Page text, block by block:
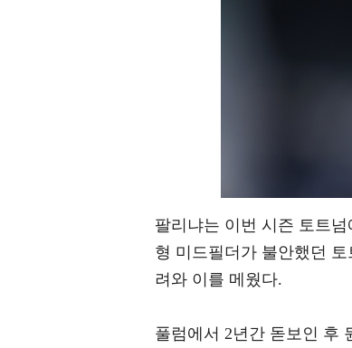
팔리냐는 이번 시즌 토트넘
형 미드필더가 불안했던
려와 이를 메웠다.
풀럼에서 2년간 돋보인 후